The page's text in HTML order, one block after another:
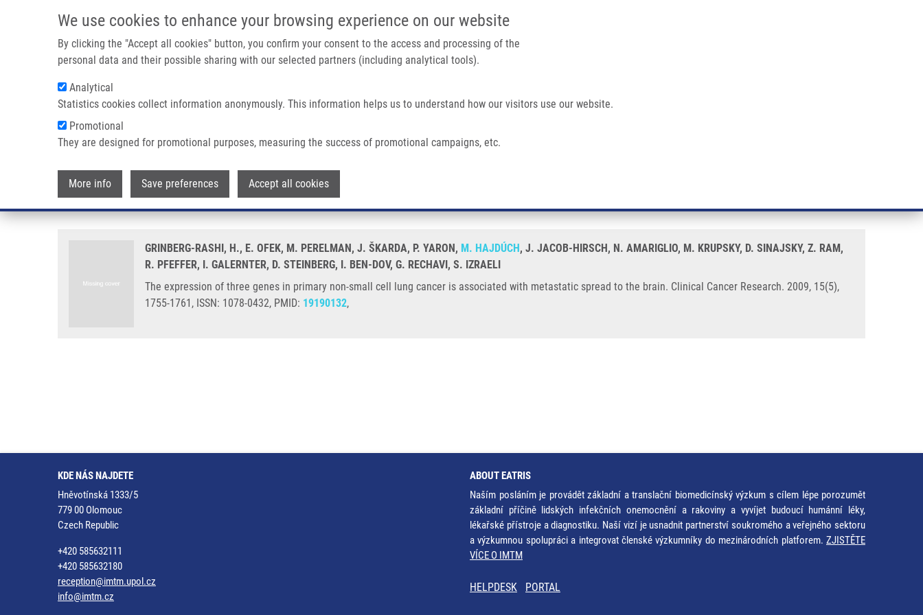
We use cookies to enhance your browsing experience on our website
By clicking the "Accept all cookies" button, you confirm your consent to the access and processing of the
personal data and their possible sharing with our selected partners (including analytical tools).
Analytical
Statistics cookies collect information anonymously. This information helps us to understand how our visitors use our website.
Promotional
They are designed for promotional purposes, measuring the success of promotional campaigns, etc.
More info Save preferences Accept all cookies
IMTM PORTÁL
Main navigation
Drobečková navigace
Domů The Expression Of Three Genes In Primary Non-small Cell Lung Cancer Is Associated With Metastatic Spread To The Brain
The expression of three genes in primary non-small cell lung cancer is associated with metastatic spread
to the brain
GRINBERG-RASHI, H., E. OFEK, M. PERELMAN, J. ŠKARDA, P. YARON, M. HAJDÚCH, J. JACOB-HIRSCH, N. AMARIGLIO, M. KRUPSKY, D. SINAJSKY, Z. RAM,
R. PFEFFER, I. GALERNTER, D. STEINBERG, I. BEN-DOV, G. RECHAVI, S. IZRAELI
The expression of three genes in primary non-small cell lung cancer is associated with metastatic spread to the brain. Clinical Cancer Research. 2009, 15(5),
1755-1761, ISSN: 1078-0432, PMID: 19190132,
KDE NÁS NAJDETE
Hněvotínská 1333/5
779 00 Olomouc
Czech Republic
+420 585632111
+420 585632180
reception@imtm.upol.cz
info@imtm.cz
ABOUT EATRIS
Naším posláním je provádět základní a translační biomedicínský výzkum s cílem lépe porozumět
základní příčině lidských infekčních onemocnění a rakoviny a vyvíjet budoucí humánní léky,
lékařské přístroje a diagnostiku. Naší vizí je usnadnit partnerství soukromého a veřejného sektoru
a výzkumnou spolupráci a integrovat členské výzkumníky do mezinárodních platforem. ZJISTĚTE
VÍCE O IMTM
HELPDESK PORTAL